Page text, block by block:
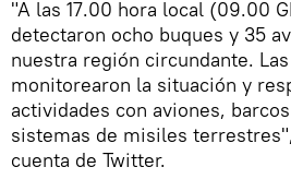
"A las 17.00 hora local (09.00
detectaron ocho buques y 35
nuestra región circundante.
monitorearon la situación y
actividades con aviones,
sistemas de misiles
cuenta de Twitter.